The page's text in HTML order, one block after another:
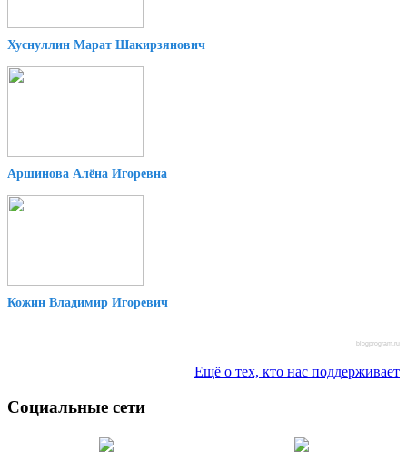
Хуснуллин Марат Шакирзянович
Аршинова Алёна Игоревна
Кожин Владимир Игоревич
blogprogram.ru
Ещё о тех, кто нас поддерживает
Социальные сети